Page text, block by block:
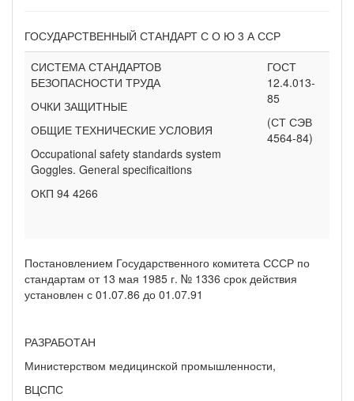
ГОСУДАРСТВЕННЫЙ СТАНДАРТ С О Ю 3 А ССР
СИСТЕМА СТАНДАРТОВ
БЕЗОПАСНОСТИ ТРУДА
ОЧКИ ЗАЩИТНЫЕ
ОБЩИЕ ТЕХНИЧЕСКИЕ УСЛОВИЯ
Occupational safety standards system
Goggles. General specificaitions
ОКП 94 4266
ГОСТ
12.4.013-
85
(СТ СЭВ
4564-84)
Постановлением Государственного комитета СССР по
стандартам от 13 мая 1985 г. № 1336 срок действия
установлен с 01.07.86 до 01.07.91
РАЗРАБОТАН
Министерством медицинской промышленности,
ВЦСПС